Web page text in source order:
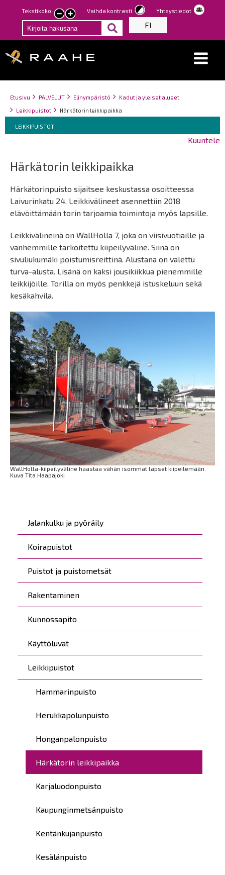
Hyppää
pääsisältöön
Tekstikoko
Pienennä
tekstin
kokoa
Suurenna
tekstin
kokoa
Vaihda kontrasti Yhteystiedot
FI
Breadcrumbs
You
are
Etusivu PALVELUT Elinympäristö
Kadut ja yleiset alueet
Leikkipuistot
Härkätorin leikkipaikka
Breadcrumbs
You
are
LEIKKIPUISTOT
Kuuntele
Päävalikko
Jalankulku ja pyöräily
Koirapuistot
Puistot ja puistometsät
Rakentaminen
Kunnossapito
Käyttöluvat
Leikkipuistot
Hammarinpuisto
Herukkapolunpuisto
Honganpalonpuisto
Härkätorin leikkipaikka
Karjaluodonpuisto
Kaupunginmetsänpuisto
Kentänkujanpuisto
Kesälänpuisto
Härkätorin leikkipaikka
Härkätorinpuisto sijaitsee keskustassa osoitteessa
Laivurinkatu 24. Leikkivälineet asennettiin 2018
elävöittämään torin tarjoamia toimintoja myös lapsille.
Leikkivälineinä on WallHolla 7, joka on viisivuotiaille ja
vanhemmille tarkoitettu kiipeilyväline. Siinä on
sivuliukumäki poistumisreittinä. Alustana on valettu
turva-alusta. Lisänä on kaksi jousikiikkua pienemmille
leikkijöille. Torilla on myös penkkejä istuskeluun sekä
kesäkahvila.
WallHolla-kiipeilyväline haastaa vähän isommat lapset kiipeilemään.
Kuva Tita Haapajoki